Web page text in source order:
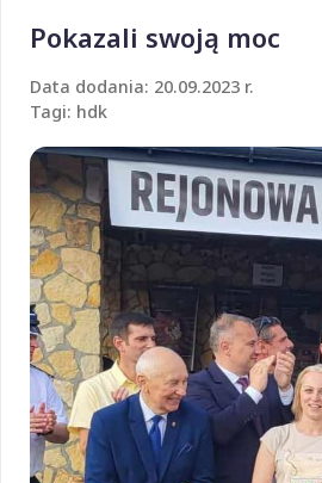
Pokazali swoją moc
Data dodania: 20.09.2023 r.
Tagi: hdk